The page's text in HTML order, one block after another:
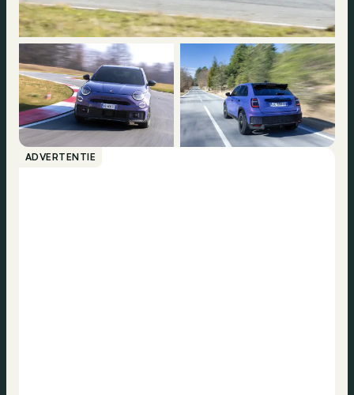
ADVERTENTIE